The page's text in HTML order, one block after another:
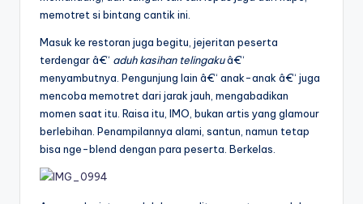
memotret si bintang cantik ini.
Masuk ke restoran juga begitu, jejeritan peserta
terdengar â€“ aduh kasihan telingakuâ€“
menyambutnya. Pengunjung lain â€“ anak-anak â€“ juga
mencoba memotret dari jarak jauh, mengabadikan
momen saat itu. Raisa itu, IMO, bukan artis yang glamour
berlebihan. Penampilannya alami, santun, namun tetap
bisa nge-blend dengan para peserta. Berkelas.